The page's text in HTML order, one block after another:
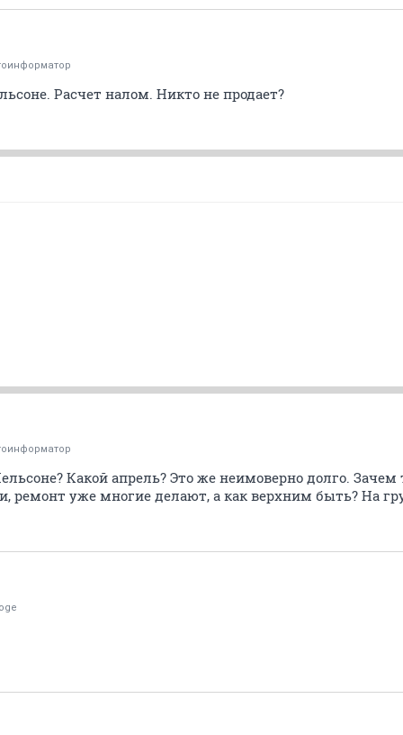
Расчет налом. Никто не продает?
Какой апрель? Это же неимоверно долго. Зачем
ремонт уже многие делают, а как верхним быть? На